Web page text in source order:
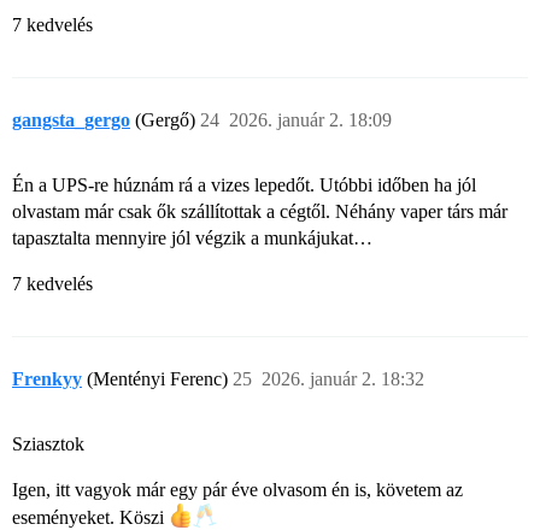
7 kedvelés
gangsta_gergo (Gergő) 2026. január 2. 18:09
24
Én a UPS-re húznám rá a vizes lepedőt. Utóbbi időben ha jól
olvastam már csak ők szállítottak a cégtől. Néhány vaper társ már
tapasztalta mennyire jól végzik a munkájukat…
7 kedvelés
Frenkyy (Mentényi Ferenc) 2026. január 2. 18:32
25
Sziasztok
Igen, itt vagyok már egy pár éve olvasom én is, követem az
eseményeket. Köszi